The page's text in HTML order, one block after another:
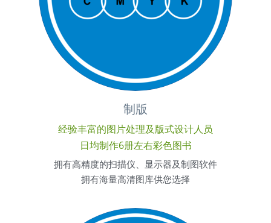
制版
经验丰富的图片处理及版式设计人员
日均制作6册左右彩色图书
拥有高精度的扫描仪、显示器及制图软件
拥有海量高清图库供您选择